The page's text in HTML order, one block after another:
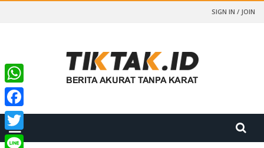
SIGN IN / JOIN
WhatsApp
Facebook
Twitter